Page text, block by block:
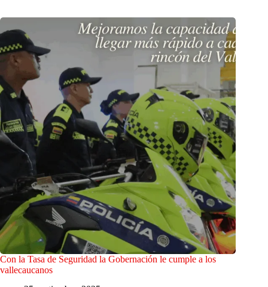
Con la Tasa de Seguridad la Gobernación le cumple a los
vallecaucanos